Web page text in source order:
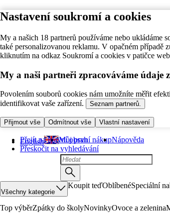
Nastavení soukromí a cookies
My a našich 18 partnerů používáme nebo ukládáme
také personalizovanou reklamu. V opačném
kliknutím na odkaz Soukromí a cookies v patičce
My a naši partneři zpracováváme údaje
Povolením souborů cookies nám umožníte měřit
identifikovat vaše zařízení.
Seznam partnerů.
Přijmout vše Odmítnout vše Vlastní nastavení
Přejít na hlavní obsah
Přeskočit na vyhledávání
English Můj první nákupNápověda
Všechny kategorie
Koupit teďOblíbenéSpeciální
Top výběrZpátky do školyNovinkyOvoce a zelenina